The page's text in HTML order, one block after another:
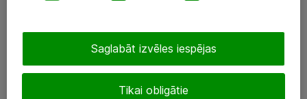
eShop@atea.lv
Tikai obligātie
Saglabāt izvēles iespējas